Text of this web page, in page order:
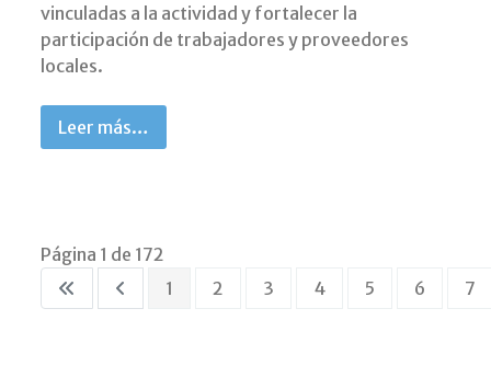
vinculadas a la actividad y fortalecer la
participación de trabajadores y proveedores
locales.
Leer más…
Página 1 de 172
1
2 3 4 5 6 7